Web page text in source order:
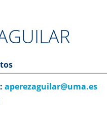
aperezaguilar@uma.es